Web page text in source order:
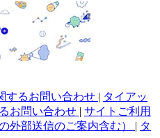
するお問い合わせ | タイアッ
お問い合わせ | サイトご利用
外部送信のご案内含む） | タ